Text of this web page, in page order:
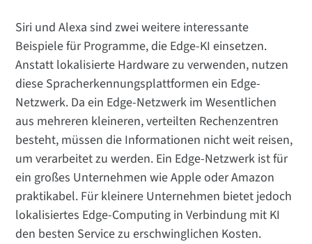
Siri und Alexa sind zwei weitere interessante
Beispiele für Programme, die Edge-KI einsetzen.
Anstatt lokalisierte Hardware zu verwenden, nutzen
diese Spracherkennungsplattformen ein Edge-
Netzwerk. Da ein Edge-Netzwerk im Wesentlichen
aus mehreren kleineren, verteilten Rechenzentren
besteht, müssen die Informationen nicht weit reisen,
um verarbeitet zu werden. Ein Edge-Netzwerk ist für
ein großes Unternehmen wie Apple oder Amazon
praktikabel. Für kleinere Unternehmen bietet jedoch
lokalisiertes Edge-Computing in Verbindung mit KI
den besten Service zu erschwinglichen Kosten.